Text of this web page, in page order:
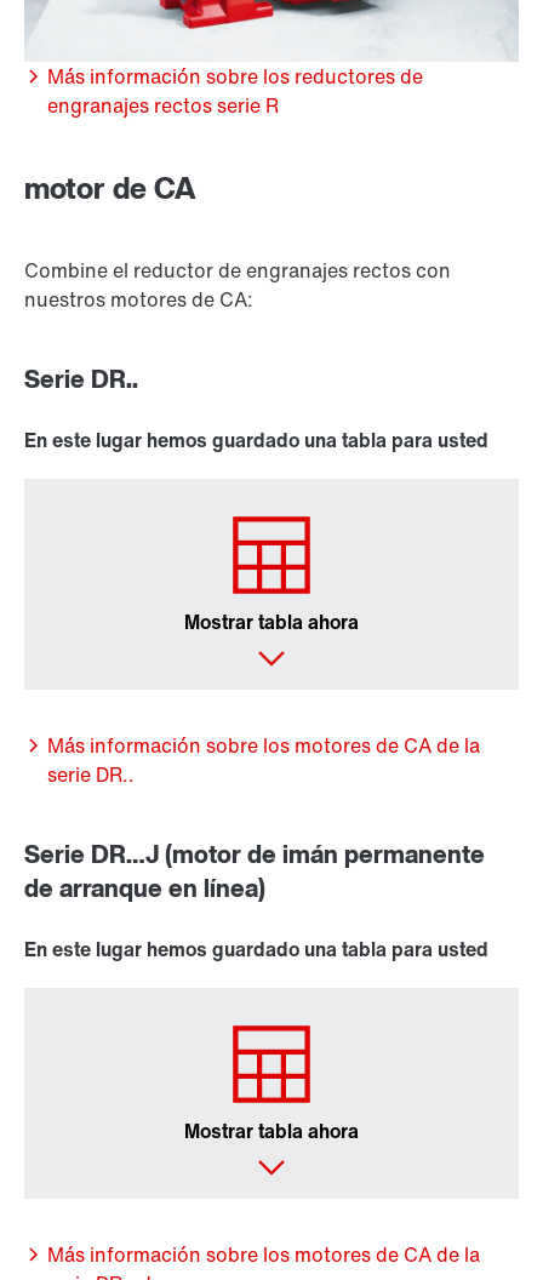
Más información sobre los reductores de
engranajes rectos serie R
motor de CA
Combine el reductor de engranajes rectos con
nuestros motores de CA:
Serie DR..
En este lugar hemos guardado una tabla para usted
Mostrar tabla ahora
Más información sobre los motores de CA de la
serie DR..
Serie DR…J (motor de imán permanente
de arranque en línea)
En este lugar hemos guardado una tabla para usted
Mostrar tabla ahora
Más información sobre los motores de CA de la